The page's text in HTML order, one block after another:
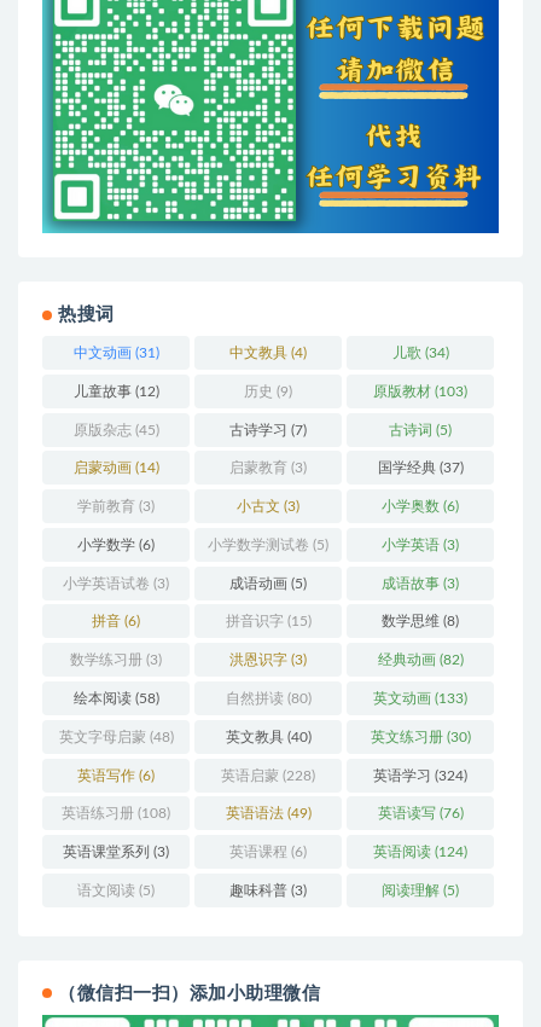
热搜词
中文动画(31) 中文教具 (4) 儿歌 (34)
儿童故事(12) 历史 (9) 原版教材 (103)
原版杂志(45) 古诗学习 (7) 古诗词 (5)
启蒙动画 (14) 启蒙教育 (3) 国学经典(37)
学前教育 (3) 小古文 (3) 小学奥数 (6)
小学数学 (6) 小学数学测试卷 (5) 小学英语 (3)
小学英语试卷 (3) 成语动画 (5) 成语故事 (3)
拼音 (6) 拼音识字 (15) 数学思维 (8)
数学练习册 (3) 洪恩识字 (3) 经典动画 (82)
绘本阅读(58) 自然拼读 (80) 英文动画 (133)
英文字母启蒙(48) 英文教具(40) 英文练习册(30)
英语写作 (6) 英语启蒙 (228) 英语学习 (324)
英语练习册 (108) 英语语法(49) 英语读写(76)
英语课堂系列 (3) 英语课程 (6) 英语阅读 (124)
语文阅读 (5) 趣味科普 (3) 阅读理解 (5)
（微信扫一扫）添加小助理微信